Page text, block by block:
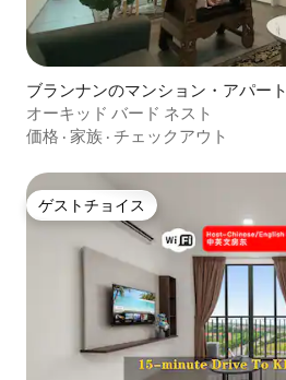
ブランナンのマンション・アパート
オーキッド バード ネスト
価格 · 家族 · チェックアウト
ゲストチョイス
ゲストチョイス